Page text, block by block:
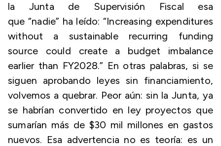
la Junta de Supervisión Fiscal esa
que “nadie” ha leído: “Increasing expenditures
without a sustainable recurring funding
source could create a budget imbalance
earlier than FY2028.” En otras palabras, si se
siguen aprobando leyes sin financiamiento,
volvemos a quebrar. Peor aún: sin la Junta, ya
se habrían convertido en ley proyectos que
sumarían más de $30 mil millones en gastos
nuevos. Esa advertencia no es teoría: es un